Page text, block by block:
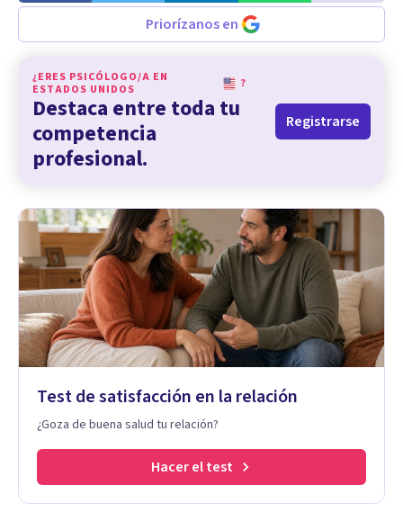
Priorízanos en
¿ERES PSICÓLOGO/A EN
ESTADOS UNIDOS
?
Destaca entre toda tu
competencia
profesional.
Registrarse
Test de satisfacción en la relación
¿Goza de buena salud tu relación?
Hacer el test